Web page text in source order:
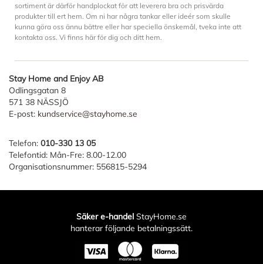
sortiment är därför handplockat för att leverera bra och prisvärda
produkter till ert hem. Om ni har några tankar eller ideér som skulle
kunna göra oss ännu bättre eller har speciella önskemål, tveka inte att
kontakta oss. Vi finns här för dig och ditt hem.
Stay Home and Enjoy AB
Odlingsgatan 8
571 38 NÄSSJÖ
E-post: kundservice@stayhome.se
Telefon: 010-330 13 05
Telefontid: Mån-Fre: 8.00-12.00
Organisationsnummer: 556815-5294
Säker e-handel StayHome.se
hanterar följande betalningssätt.